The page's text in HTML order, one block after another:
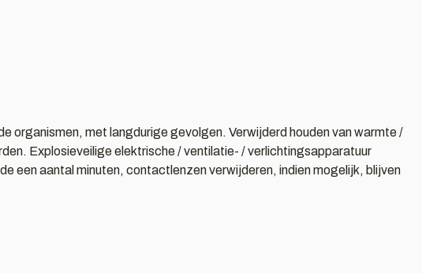
organismen, met langdurige gevolgen. Verwijderd houden van warmte /
Explosieveilige elektrische / ventilatie- / verlichtingsapparatuur
een aantal minuten, contactlenzen verwijderen, indien mogelijk, blijven